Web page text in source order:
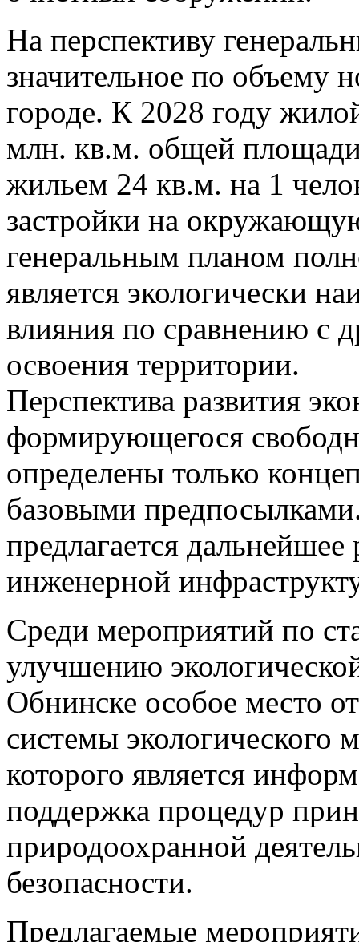
На перспективу
значительное по объему
городе. К 2028 году
млн. кв.м. общей площади
жильем 24 кв.м. на 1
застройки на
генеральным планом
является экологически
влияния по сравнению с
освоения территории.
Перспектива развития
формирующегося
определены только
базовыми
предлагается
инженерной
Среди мероприятий по
улучшению
Обнинске особое место
системы экологического
которого является
поддержка процедур
природоохранной
безопасности.
Предлагаемые